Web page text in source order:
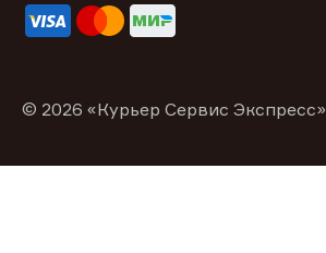
© 2026 «Курьер Сервис Экспресс»